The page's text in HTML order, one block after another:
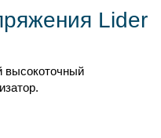
Lider
высокоточный